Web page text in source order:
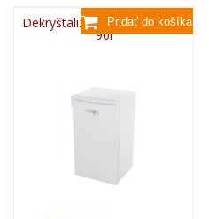
Dekryštalizačná minikomora
90l